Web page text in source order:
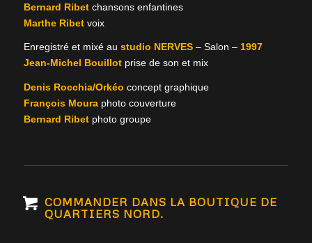
Bernard Ribetchansons enfantines
Marthe Ribetvoix
Enregistré et mixé au studio NERVES– Salon – 1997
Jean-Michel Bouillotprise de son et mix
Denis Rocchia/Orkéo concept graphique
François Mouraphoto couverture
Bernard Ribetphoto groupe
COMMANDER DANS LA BOUTIQUE DE
QUARTIERS NORD.